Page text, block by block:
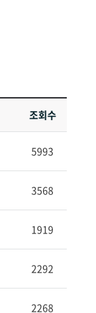
조회수
5993
3568
1919
2292
2268